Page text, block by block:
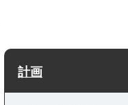
計画